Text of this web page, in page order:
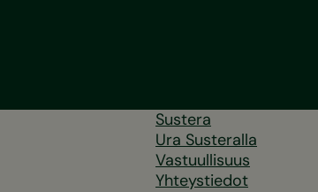
Sustera
Ura Susteralla
Vastuullisuus
Yhteystiedot